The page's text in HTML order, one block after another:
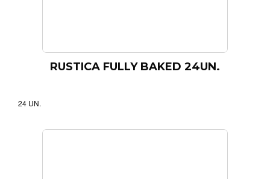
RUSTICA FULLY BAKED 24UN.
24 UN.